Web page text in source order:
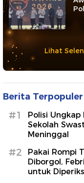
Lihat
Berita Terpopuler
#1
Polisi Ungkap
Sekolah
Meninggal
#2
Pakai Rompi
Diborgol,
untuk